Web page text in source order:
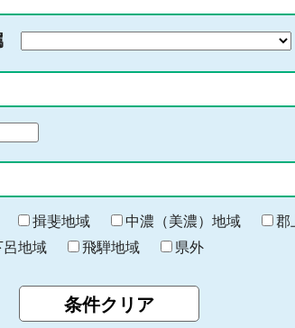
揖斐地域 中濃（美濃）地域
郡
呂地域 飛騨地域 県外